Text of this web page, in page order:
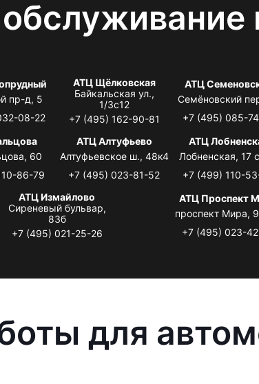
пр-д, 5
08-22
АТЦ Щёлковская
Байкальская ул.,
1/3с12
+7 (495) 162-90-81
АТЦ
Семёновский
+7 (495) 085-
60
86-79
АТЦ Алтуфьево
Алтуфьевское ш., 48к4
+7 (495) 023-81-52
АТЦ
Лобненская, 17
+7 (499) 110-
АТЦ Измайлово
Сиреневый бульвар,
83б
+7 (495) 021-25-26
АТЦ Проспект
проспект Мира,
+7 (495) 023-
для